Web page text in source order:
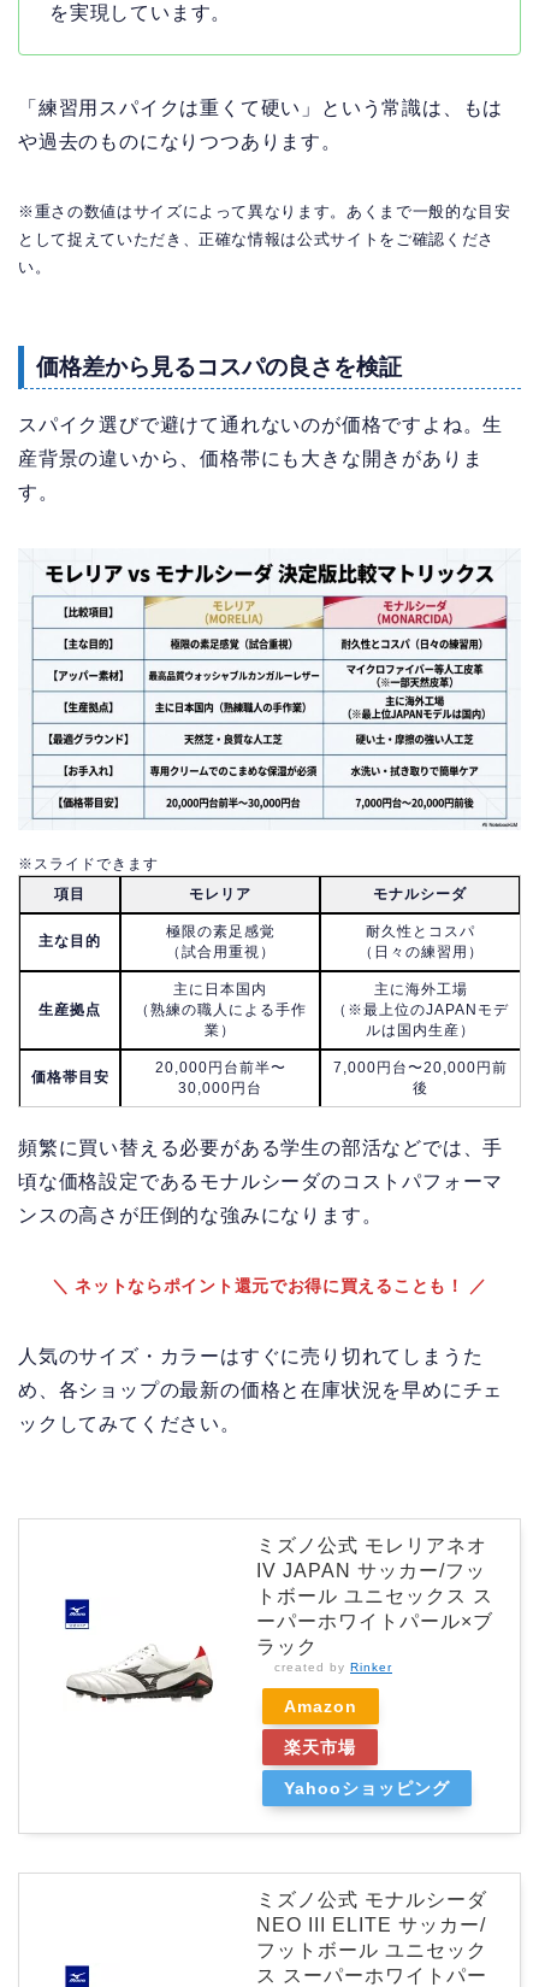
を実現しています。
「練習用スパイクは重くて硬い」という常識は、もは
や過去のものになりつつあります。
※重さの数値はサイズによって異なります。あくまで一般的な目安
として捉えていただき、正確な情報は公式サイトをご確認くださ
い。
価格差から見るコスパの良さを検証
スパイク選びで避けて通れないのが価格ですよね。生
産背景の違いから、価格帯にも大きな開きがありま
す。
※スライドできます
項目
モレリア モナルシーダ
主な目的
極限の素足感覚
（試合用重視）
耐久性とコスパ
（日々の練習用）
生産拠点
主に日本国内
（熟練の職人による手作
業）
主に海外工場
（※最上位のJAPANモデ
ルは国内生産）
価格帯目安
20,000円台前半〜
30,000円台
7,000円台〜20,000円前
後
頻繁に買い替える必要がある学生の部活などでは、手
頃な価格設定であるモナルシーダのコストパフォーマ
ンスの高さが圧倒的な強みになります。
＼ ネットならポイント還元でお得に買えることも！ ／
人気のサイズ・カラーはすぐに売り切れてしまうた
め、各ショップの最新の価格と在庫状況を早めにチェ
ックしてみてください。
ミズノ公式 モレリアネオ
IV JAPAN サッカー/フッ
トボール ユニセックス ス
ーパーホワイトパール×ブ
ラック
created by Rinker
Amazon
楽天市場
Yahooショッピング
ミズノ公式 モナルシーダ
NEO III ELITE サッカー/
フットボール ユニセック
ス スーパーホワイトパー